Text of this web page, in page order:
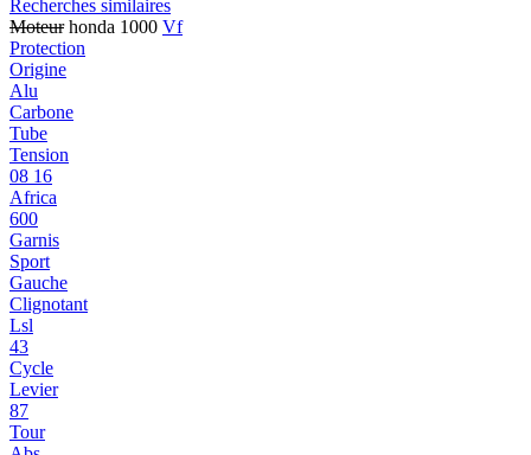
Recherches similaires
Moteurhonda 1000 Vf
Protection
Origine
Alu
Carbone
Tube
Tension
08 16
Africa
600
Garnis
Sport
Gauche
Clignotant
Lsl
43
Cycle
Levier
87
Tour